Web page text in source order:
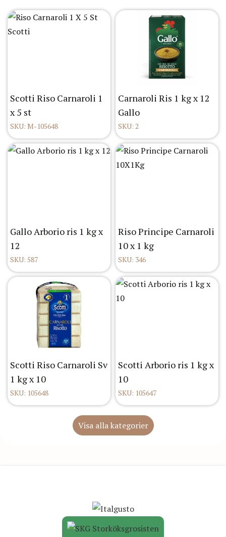
Scotti Riso Carnaroli 1
x 5 st
SKU: M-105648
Carnaroli Ris 1 kg x 12
Gallo
SKU: 2
Gallo Arborio ris 1 kg x
12
SKU: 587
Riso Principe Carnaroli
10 x 1 kg
SKU: 346
Scotti Riso Carnaroli Sv
1 kg x 10
SKU: 105648
Scotti Arborio ris 1 kg x
10
SKU: 105647
Visa alla kategorier